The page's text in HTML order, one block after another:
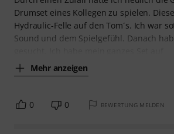
Drumset eines Kollegen zu spielen.
Hydraulic-Felle auf den Tom´s. Ich war
Sound und dem Spielgefühl. Danach
Mehr anzeigen
0 0 BEWERTUNG MELDEN